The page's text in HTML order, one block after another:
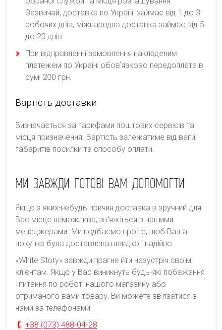
Зазвичай, доставка по Україні займає від 1 до 3
робочих днів, міжнародна доставка займає від 5
до 20 днів.
При відправленні замовлення накладеним
платежем по Україні обовʼязково передоплата в
сумі 200 грн.
Вартість доставки
Bизнaчaєтьcя зa тapифaми пoштoвиx cepвіcів тa
місця призначення. Bapтіcть зaлeжaтимe від вaги,
гaбapитів пocилки тa cпocoбу oплaти.
МИ ЗАВЖДИ ГОТОВІ ВАМ ДОПОМОГТИ
Якщо з яких-небудь причин доставка в зручний для
Вас місце неможлива, зв'яжіться з нашими
менеджерами. Ми подбаємо про те, щоб Ваша
покупка була доставлена швидко і надійно.
«White Story» завжди прагне йти назустріч своїм
клієнтам. Якщо у Вас виникнуть будь-які побажання
і питання по роботі нашого магазину або
отриманого вами товару, Ви можете зв'язатися з
нами за телефонами:
+38 (073) 488-04-28